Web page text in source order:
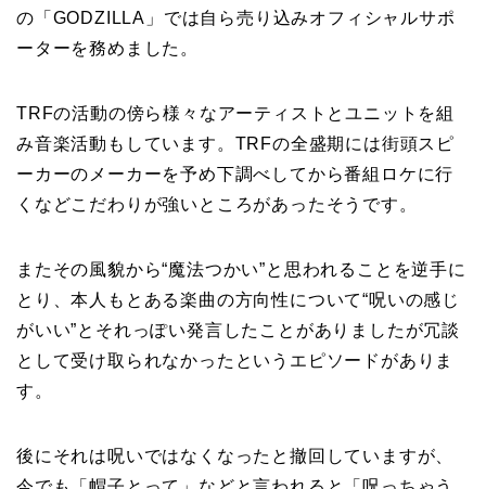
の「GODZILLA」では自ら売り込みオフィシャルサポ
ーターを務めました。
TRFの活動の傍ら様々なアーティストとユニットを組
み音楽活動もしています。TRFの全盛期には街頭スピ
ーカーのメーカーを予め下調べしてから番組ロケに行
くなどこだわりが強いところがあったそうです。
またその風貌から“魔法つかい”と思われることを逆手に
とり、本人もとある楽曲の方向性について“呪いの感じ
がいい”とそれっぽい発言したことがありましたが冗談
として受け取られなかったというエピソードがありま
す。
後にそれは呪いではなくなったと撤回していますが、